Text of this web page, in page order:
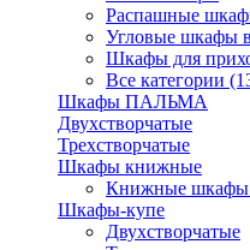
Распашные
Угловые шкафы
Шкафы для
Все категории
Шкафы ПАЛЬМА
Двухстворчатые
Трехстворчатые
Шкафы книжные
Книжные шкафы
Шкафы-купе
Двухстворчатые